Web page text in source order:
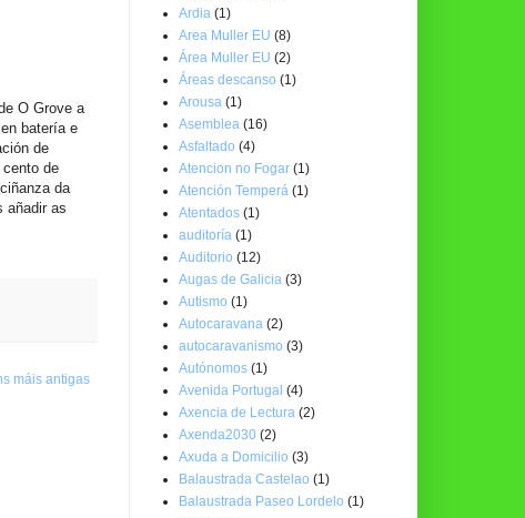
O Grove a
batería e
de
cento de
da
añadir as
máis antigas
Ardia (1)
Area Muller EU (8)
Área Muller EU (2)
Áreas descanso (1)
Arousa (1)
Asemblea (16)
Asfaltado (4)
Atencion no Fogar (1)
Atención Temperá (1)
Atentados (1)
auditoría (1)
Auditorio (12)
Augas de Galicia (3)
Autismo (1)
Autocaravana (2)
autocaravanismo (3)
Autónomos (1)
Avenida Portugal (4)
Axencia de Lectura (2)
Axenda2030 (2)
Axuda a Domicilio (3)
Balaustrada Castelao (1)
Balaustrada Paseo Lordelo (1)